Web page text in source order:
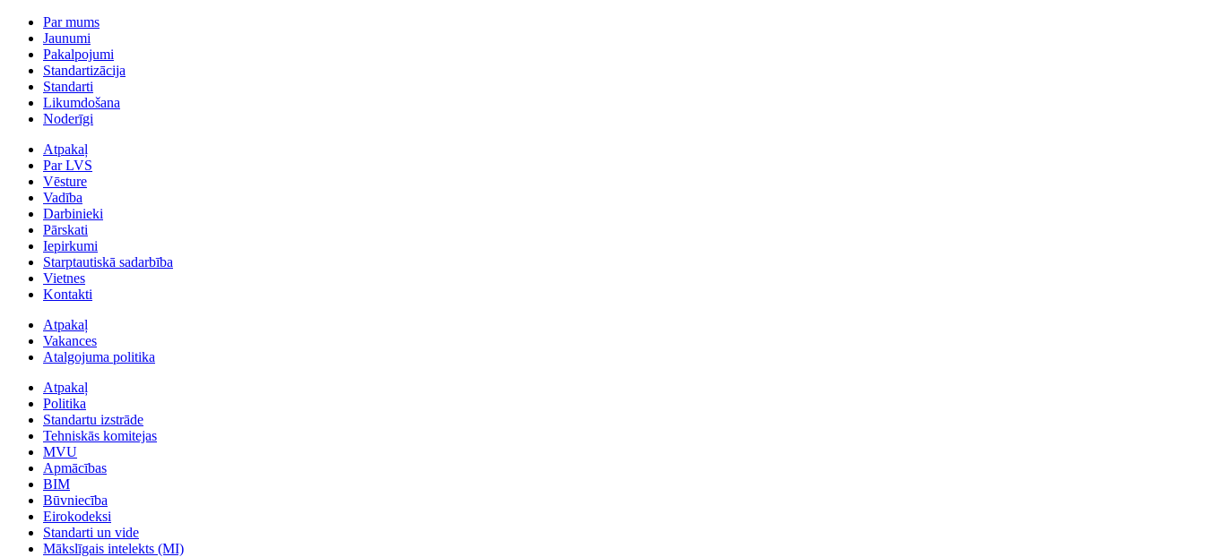
Par mums
Jaunumi
Pakalpojumi
Standartizācija
Standarti
Likumdošana
Noderīgi
Atpakaļ
Par LVS
Vēsture
Vadība
Darbinieki
Pārskati
Iepirkumi
Starptautiskā sadarbība
Vietnes
Kontakti
Atpakaļ
Vakances
Atalgojuma politika
Atpakaļ
Politika
Standartu izstrāde
Tehniskās komitejas
MVU
Apmācības
BIM
Būvniecība
Eirokodeksi
Standarti un vide
Mākslīgais intelekts (MI)